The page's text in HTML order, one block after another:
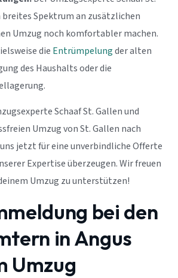
Spektrum an zusätzlichen
Umzug noch komfortabler machen.
die Entrümpelungder alten
des Haushalts oder die
Schaaf St. Gallen und
Umzug von St. Gallen nach
jetzt für eine unverbindliche Offerte
Expertise überzeugen. Wir freuen
Umzug zu unterstützen!
bei den
in Angus
Umzug